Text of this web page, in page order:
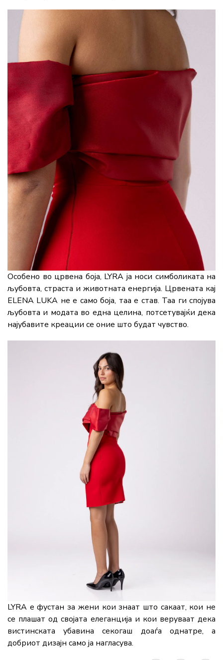
Особено во црвена боја, LYRA ја носи симболиката на
љубовта, страста и животната енергија. Црвената кај
ELENA LUKA не е само боја, таа е став. Таа ги спојува
љубовта и модата во една целина, потсетувајќи дека
најубавите креации се оние што будат чувство.
LYRA е фустан за жени кои знаат што сакаат, кои не
се плашат од својата елеганција и кои веруваат дека
вистинската убавина секогаш доаѓа однатре, а
добриот дизајн само ја нагласува.